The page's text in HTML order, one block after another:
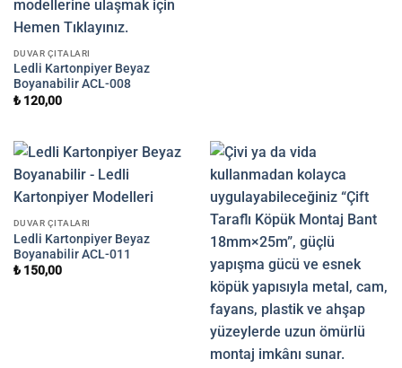
DUVAR ÇITALARI
Ledli Kartonpiyer Beyaz
Boyanabilir ACL-008
₺120,00
DUVAR ÇITALARI
Ledli Kartonpiyer Beyaz
Boyanabilir ACL-011
₺150,00